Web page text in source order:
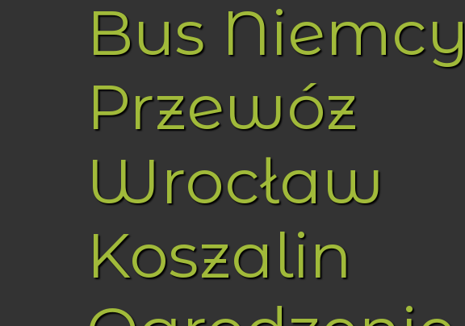
Bus Niemcy
Przewóz
Wrocław
Koszalin